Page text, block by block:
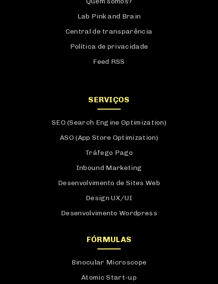
Lab Pink and Brain
Central de transparência
Política de privacidade
Feed RSS
SERVIÇOS
SEO (Search Engine Optimization)
ASO (App Store Optimization)
Tráfego Pago
Inbound Marketing
Desenvolvimento de Sites Web
Design UX/UI
Desenvolvimento Wordpress
FÓRMULAS
Binocular Microscope
Atomic Start-up